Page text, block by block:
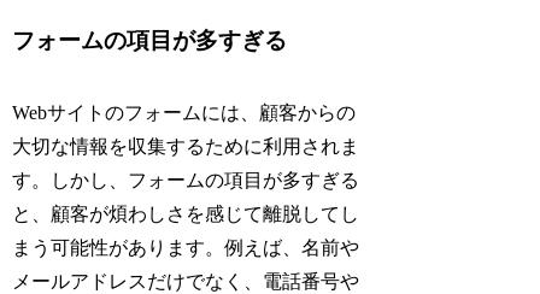
フォームの項目が多すぎる
Webサイトのフォームには、顧客からの
大切な情報を収集するために利用されま
す。しかし、フォームの項目が多すぎる
と、顧客が煩わしさを感じて離脱してし
まう可能性があります。例えば、名前や
メールアドレスだけでなく、電話番号や